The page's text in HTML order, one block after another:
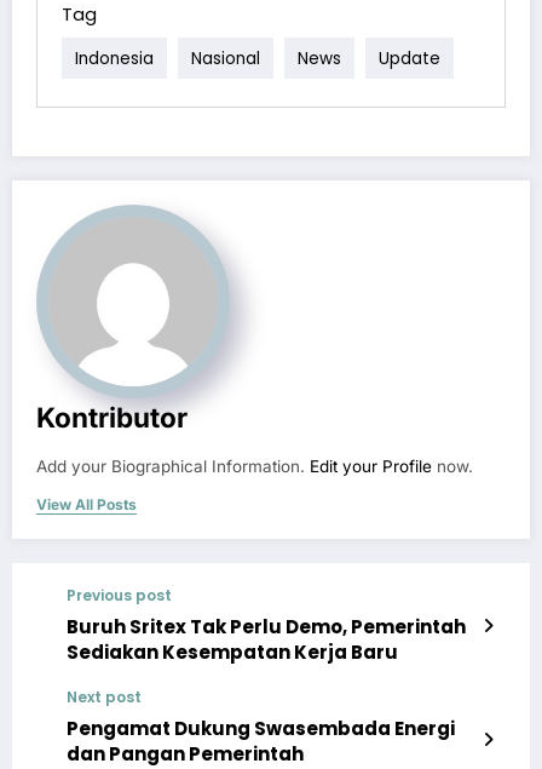
Tag
Indonesia Nasional News Update
Kontributor
Add your Biographical Information. Edit your Profile now.
View All Posts
Previous post
Buruh Sritex Tak Perlu Demo, Pemerintah
Sediakan Kesempatan Kerja Baru
Next post
Pengamat Dukung Swasembada Energi
dan Pangan Pemerintah